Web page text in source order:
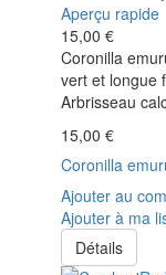
Aperçu rapide
15,00 €
Coronilla
vert et longue
Arbrisseau
15,00 €
Coronilla
Ajouter au
Ajouter à ma
Détails